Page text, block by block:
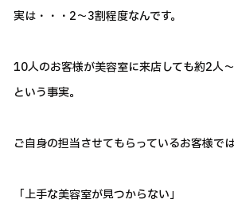
実は・・・2～3割程度なんです。
10人のお客様が美容室に来店しても約2人
という事実。
ご自身の担当させてもらっているお客様で
「上手な美容室が見つからない」